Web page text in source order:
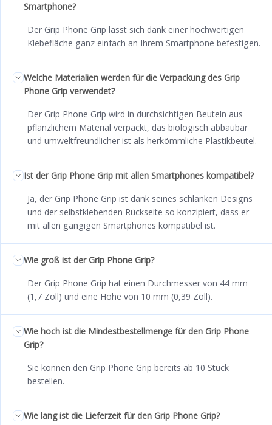
Smartphone?
Der Grip Phone Grip lässt sich dank einer hochwertigen
Klebefläche ganz einfach an Ihrem Smartphone befestigen.
Welche Materialien werden für die Verpackung des Grip
Phone Grip verwendet?
Der Grip Phone Grip wird in durchsichtigen Beuteln aus
pflanzlichem Material verpackt, das biologisch abbaubar
und umweltfreundlicher ist als herkömmliche Plastikbeutel.
Ist der Grip Phone Grip mit allen Smartphones kompatibel?
Ja, der Grip Phone Grip ist dank seines schlanken Designs
und der selbstklebenden Rückseite so konzipiert, dass er
mit allen gängigen Smartphones kompatibel ist.
Wie groß ist der Grip Phone Grip?
Der Grip Phone Grip hat einen Durchmesser von 44 mm
(1,7 Zoll) und eine Höhe von 10 mm (0,39 Zoll).
Wie hoch ist die Mindestbestellmenge für den Grip Phone
Grip?
Sie können den Grip Phone Grip bereits ab 10 Stück
bestellen.
Wie lang ist die Lieferzeit für den Grip Phone Grip?